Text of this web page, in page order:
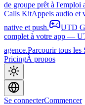
de groupe prêt à l'emploi
Calls KitAppels audio et
native et push.
UTD
complet à votre app —
agence.Parcourir tous les
PricingÀ propos
Se connecterCommencer